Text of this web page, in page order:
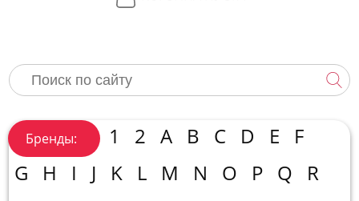
Бренды: 1 2 A B C D E
F
G
H I J K L M N O P Q
R
косметика
Новинки
Хиты
продаж
Спецпредложение